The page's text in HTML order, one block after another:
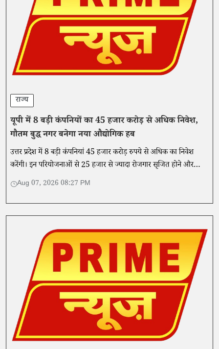
राज्य
यूपी में 8 बड़ी कंपनियों का 45 हजार करोड़ से अधिक निवेश,
गौतम बुद्ध नगर बनेगा नया औद्योगिक हब
उत्तर प्रदेश में 8 बड़ी कंपनियां 45 हजार करोड़ रुपये से अधिक का निवेश
करेंगी। इन परियोजनाओं से 25 हजार से ज्यादा रोजगार सृजित होने और
औद्योगिक विकास को गति मिलने की उम्मीद है।
Aug 07, 2026 08:27 PM